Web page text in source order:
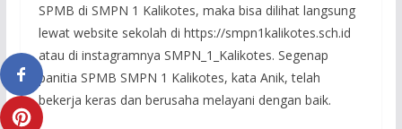
SPMB di SMPN 1 Kalikotes, maka bisa dilihat langsung
lewat website sekolah di https://smpn1kalikotes.sch.id
atau di instagramnya SMPN_1_Kalikotes. Segenap
panitia SPMB SMPN 1 Kalikotes, kata Anik, telah
bekerja keras dan berusaha melayani dengan baik.